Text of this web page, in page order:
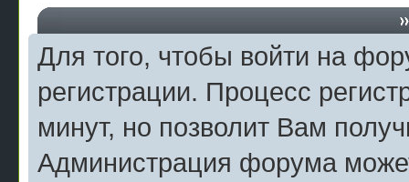
Для того, чтобы войти на
регистрации. Процесс
минут, но позволит Вам
Администрация форума